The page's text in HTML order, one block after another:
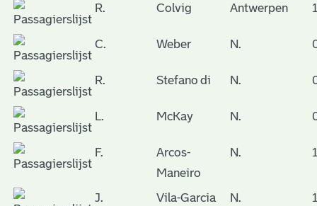
R. Colvig Antwerpen
C. Weber N.
R. Stefano di N.
L. McKay N.
F.
Arcos-
Maneiro
N.
J. Vila-Garcia N.